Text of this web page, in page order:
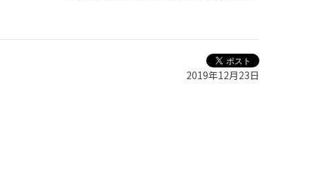
2019年12月23日